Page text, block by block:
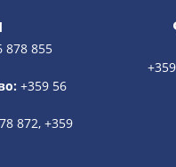
878 855
+359 56
872, +359